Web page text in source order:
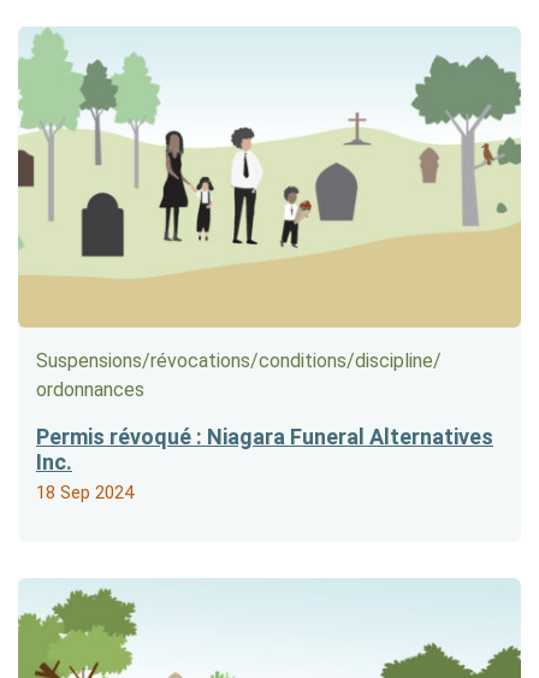
Suspensions/​révocations/​conditions/​discipline/​
ordonnances
Permis révoqué : Niagara Funeral Alternatives
Inc.
18 Sep 2024